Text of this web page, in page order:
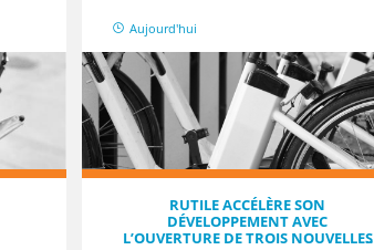
NUMÉRIQUES
Aujourd'hui
RUTILE ACCÉLÈRE SON
DÉVELOPPEMENT AVEC
L’OUVERTURE DE TROIS NOUVELLES